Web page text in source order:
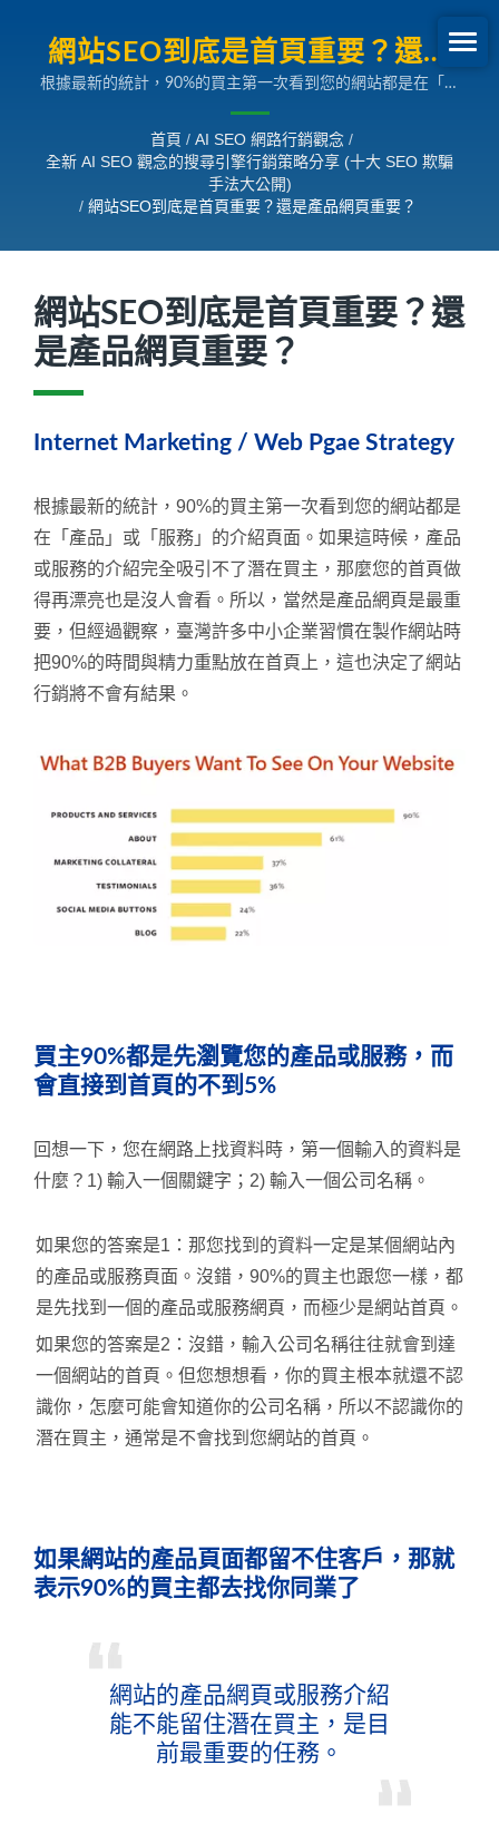
網站SEO到底是首頁重要？還是
產品網頁重要？ | 全新 AI SEO觀
念的搜尋引擎行銷策略分享
根據最新的統計，90%的買主第一次看到您的網站都是在「產
完全吸引不了潛在買主，那麼您的首頁做得再漂亮也是沒人會
看。所以，當然是產品網頁是最重要，但經過觀察，臺灣許多
中小企業習慣在製作網站時把90%的時間與精力重點放在首頁
上，這也決定了網站行銷將不會有結果。
首頁 / AI SEO 網路行銷觀念 /
全新 AI SEO 觀念的搜尋引擎行銷策略分享 (十大 SEO 欺騙
手法大公開)
/ 網站SEO到底是首頁重要？還是產品網頁重要？
網站SEO到底是首頁重要？還
是產品網頁重要？
Internet Marketing / Web Pgae Strategy
根據最新的統計，90%的買主第一次看到您的網站都是
在「產品」或「服務」的介紹頁面。如果這時候，產品
或服務的介紹完全吸引不了潛在買主，那麼您的首頁做
得再漂亮也是沒人會看。所以，當然是產品網頁是最重
要，但經過觀察，臺灣許多中小企業習慣在製作網站時
把90%的時間與精力重點放在首頁上，這也決定了網站
行銷將不會有結果。
買主90%都是先瀏覽您的產品或服務，而
會直接到首頁的不到5%
回想一下，您在網路上找資料時，第一個輸入的資料是
什麼？1) 輸入一個關鍵字；2) 輸入一個公司名稱。
如果您的答案是1：那您找到的資料一定是某個網站內
的產品或服務頁面。沒錯，90%的買主也跟您一樣，都
是先找到一個的產品或服務網頁，而極少是網站首頁。
如果您的答案是2：沒錯，輸入公司名稱往往就會到達
一個網站的首頁。但您想想看，你的買主根本就還不認
識你，怎麼可能會知道你的公司名稱，所以不認識你的
潛在買主，通常是不會找到您網站的首頁。
如果網站的產品頁面都留不住客戶，那就
表示90%的買主都去找你同業了
網站的產品網頁或服務介紹
能不能留住潛在買主，是目
前最重要的任務。